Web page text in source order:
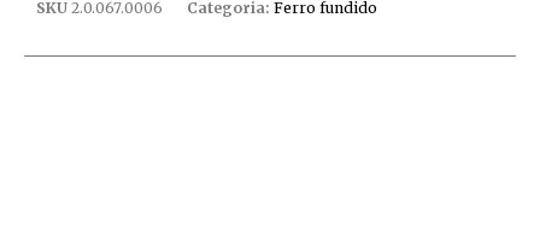
SKU 2.0.067.0006 Categoria: Ferro fundido